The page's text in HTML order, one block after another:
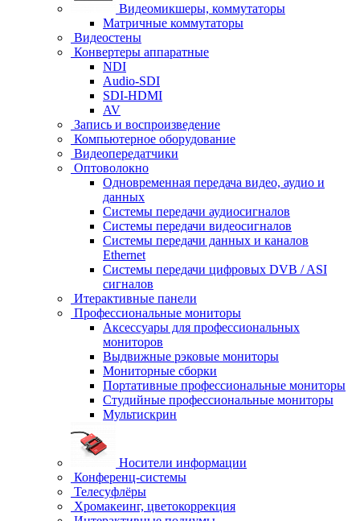
Видеомикшеры, коммутаторы
Матричные коммутаторы
Видеостены
Конвертеры аппаратные
NDI
Audio-SDI
SDI-HDMI
AV
Запись и воспроизведение
Компьютерное оборудование
Видеопередатчики
Оптоволокно
Одновременная передача видео, аудио и
данных
Системы передачи аудиосигналов
Системы передачи видеосигналов
Системы передачи данных и каналов
Ethernet
Системы передачи цифровых DVB / ASI
сигналов
Итерактивные панели
Профессиональные мониторы
Аксессуары для профессиональных
мониторов
Выдвижные рэковые мониторы
Мониторные сборки
Портативные профессиональные мониторы
Студийные профессиональные мониторы
Мультискрин
Носители информации
Конференц-системы
Телесуфлёры
Хромакеинг, цветокоррекция